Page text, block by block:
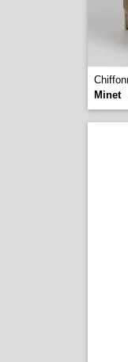
Minet